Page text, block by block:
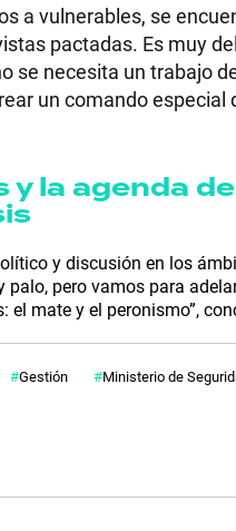
a vulnerables, se
pactadas. Es muy
necesita un trabajo
un comando
la agenda
y discusión en los
pero vamos para
mate y el peronismo”,
Gestión Ministerio de